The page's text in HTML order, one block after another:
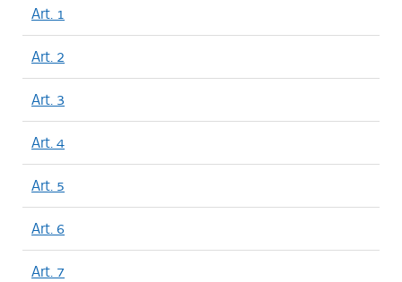
Art. 1
Art. 2
Art. 3
Art. 4
Art. 5
Art. 6
Art. 7